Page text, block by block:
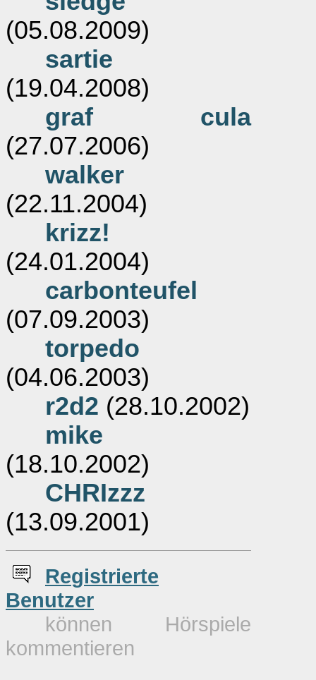
(05.08.2009)
sartie
(19.04.2008)
graf cula
(27.07.2006)
walker
(22.11.2004)
krizz!
(24.01.2004)
carbonteufel
(07.09.2003)
torpedo
(04.06.2003)
r2d2 (28.10.2002)
mike
(18.10.2002)
CHRIzzz
(13.09.2001)
Registrierte
Benutzer
können Hörspiele
kommentieren